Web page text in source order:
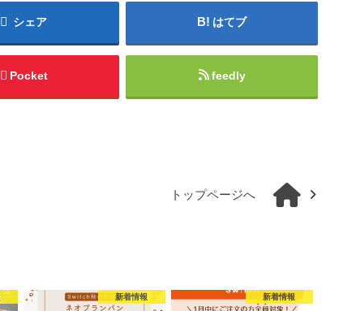
シェア はてブ
Pocket feedly
トップページへ
新着情報 新着情報